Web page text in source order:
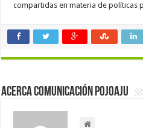
compartidas en materia de políticas
Acerca Comunicación Pojoaju